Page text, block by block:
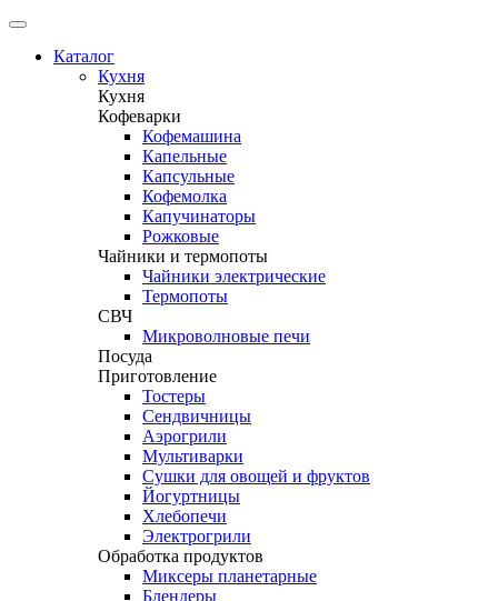
Каталог
Кухня
Кухня
Кофеварки
Кофемашина
Капельные
Капсульные
Кофемолка
Капучинаторы
Рожковые
Чайники и термопоты
Чайники электрические
Термопоты
СВЧ
Микроволновые печи
Посуда
Приготовление
Тостеры
Сендвичницы
Аэрогрили
Мультиварки
Сушки для овощей и фруктов
Йогуртницы
Хлебопечи
Электрогрили
Обработка продуктов
Миксеры планетарные
Блендеры